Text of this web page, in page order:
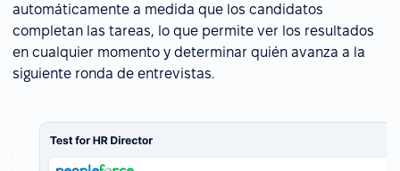
automáticamente a medida que los candidatos
completan las tareas, lo que permite ver los resultados
en cualquier momento y determinar quién avanza a la
siguiente ronda de entrevistas.